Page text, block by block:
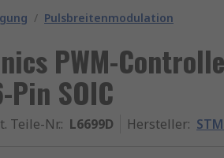
/ Pulsbreitenmodulation
PWM-
Pin SOIC
Teile-Nr.: L6699D Hersteller: